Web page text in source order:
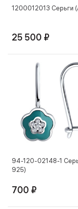
1200012013 Серьги
25 500 ₽
94-120-02148-1
925)
700 ₽